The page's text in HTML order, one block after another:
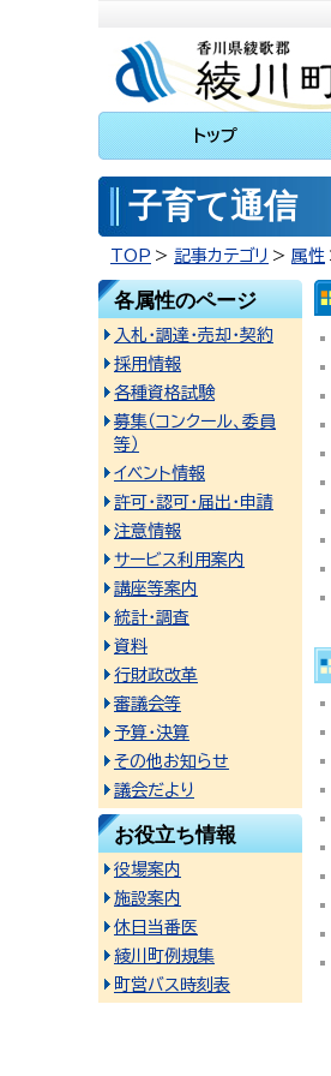
トップ
子育て通信
TOP 記事カテゴリ 属性
各属性のページ
入札・調達・売却・契約
採用情報
各種資格試験
募集（コンクール、委員
等）
イベント情報
許可・認可・届出・申請
注意情報
サービス利用案内
講座等案内
統計・調査
資料
行財政改革
審議会等
予算・決算
その他お知らせ
議会だより
お役立ち情報
役場案内
施設案内
休日当番医
綾川町例規集
町営バス時刻表